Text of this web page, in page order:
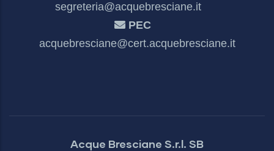
segreteria@acquebresciane.it
PEC
acquebresciane@cert.acquebresciane.it
Acque Bresciane S.r.l. SB